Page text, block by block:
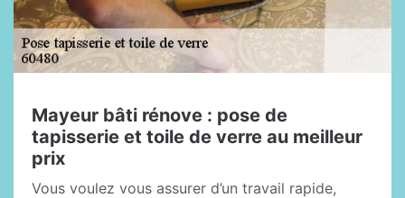
Mayeur bâti rénove : pose de
tapisserie et toile de verre au meilleur
prix
Vous voulez vous assurer d’un travail rapide,